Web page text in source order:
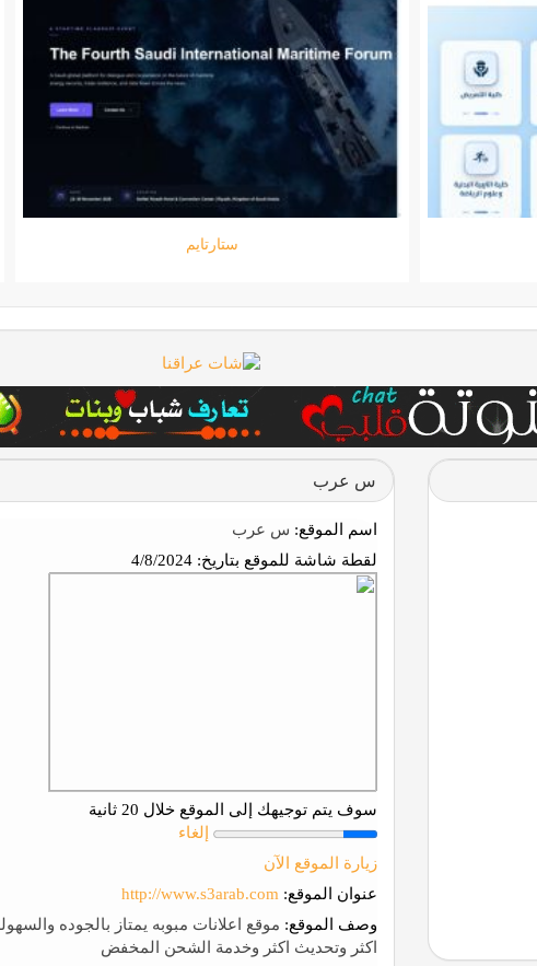
جامعة المعارف
س عرب
اسم الموقع: س عرب
لقطة شاشة للموقع بتاريخ:
سوف يتم توجيهك إلى الموقع خلال 20 ثانية
إلغاء
زيارة الموقع الآن
عنوان الموقع: http://www.s3arab.com
وصف الموقع: موقع اعلانات مبوبه يمتاز بالجوده
اكثر وتحديث اكثر وخدمة الشحن المخفض